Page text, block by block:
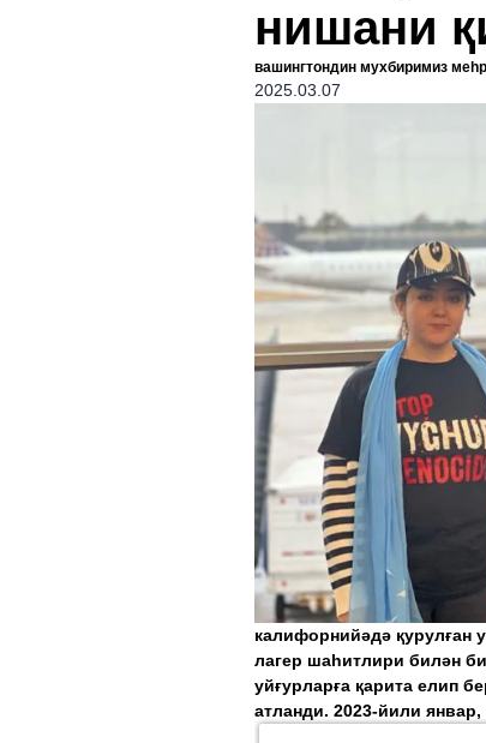
нишани
вашингтондин мухбиримиз
2025.03.07
калифорнийәдә қурулған
лагер шаһитлири билән
уйғурларға қарита елип
атланди. 2023-йили январ,